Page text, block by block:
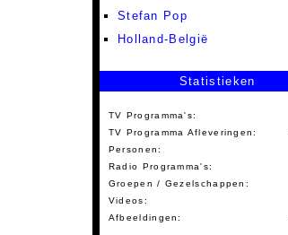
Stefan Pop
Holland-België
Statistieken
TV Programma's:
TV Programma Afleveringen:
Personen:
Radio Programma's:
Groepen / Gezelschappen:
Videos:
Afbeeldingen: